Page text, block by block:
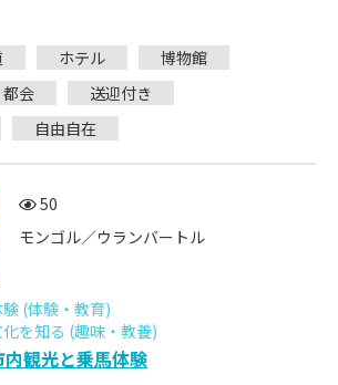
ホテル
博物館
都会
送迎付き
自由自在
50
モンゴル／ウランバートル
(体験・教育)
を知る (趣味・教養)
観光と乗馬体験